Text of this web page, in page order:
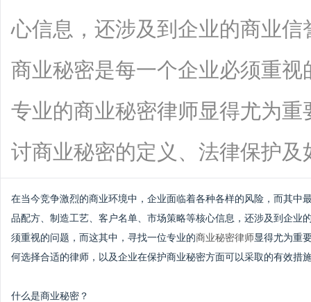
心信息，还涉及到企业的商业
商业秘密是每一个企业必须重
专业的商业秘密律师显得尤为
讨商业秘密的定义、法律保护及
在当今竞争激烈的商业环境中，企业面临着各种各样的风险，而其中
品配方、制造工艺、客户名单、市场策略等核心信息，还涉及到企业
须重视的问题，而这其中，寻找一位专业的商业秘密律师显得尤为重
何选择合适的律师，以及企业在保护商业秘密方面可以采取的有效措
什么是商业秘密？